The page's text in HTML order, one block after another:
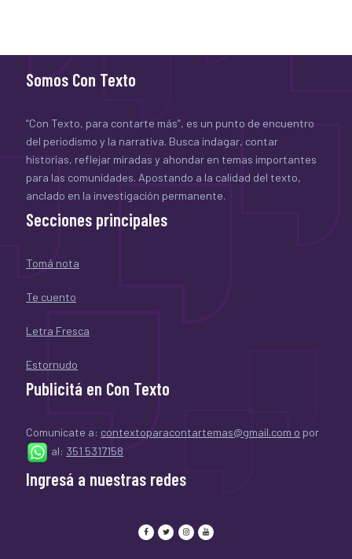
Somos Con Texto
“Con Texto, para contarte más”, es un punto de encuentro
del periodismo y la narrativa. Busca indagar, contar
historias, reflejar miradas y ahondar en temas importantes
para las comunidades. Apostando a la calidad del texto,
anclado en la investigación permanente.
Secciones principales
Tomá nota
Te cuento
Letra Fresca
Estornudo
Publicitá en Con Texto
Comunicate a: contextoparacontartemas@gmail.com o por
al: 351 5317158
Ingresá a nuestras redes